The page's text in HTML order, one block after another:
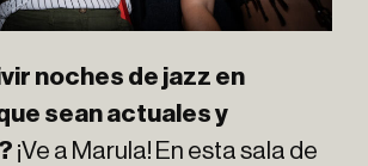
noches de jazz en
sean actuales y
¡Ve a Marula! En esta sala de